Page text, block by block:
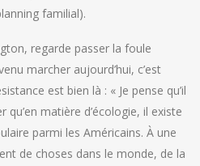
familial).
regarde passer la foule
marcher aujourd’hui, c’est
est bien là : « Je pense qu’il
matière d’écologie, il existe
parmi les Américains. À une
de choses dans le monde, de la